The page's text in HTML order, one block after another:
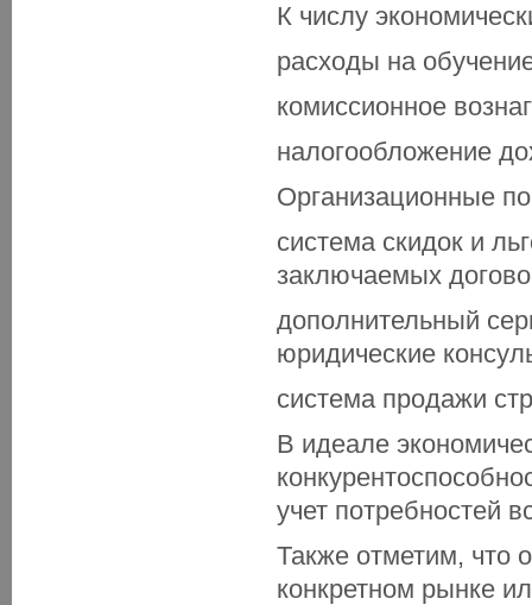
К числу
расходы на
комиссионное
налогообложение
Организационные
система скидок и
заключаемых
дополнительный
юридические
система продажи
В идеале
учет потребностей
Также отметим, что
конкретном рынке